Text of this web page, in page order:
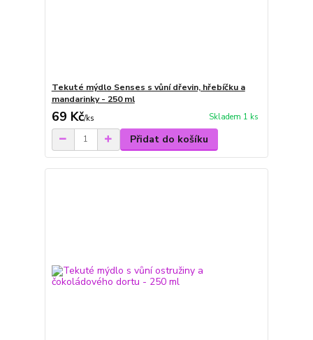
Tekuté mýdlo Senses s vůní dřevin, hřebíčku a
mandarinky - 250 ml
69 Kč/ks Skladem 1 ks
Přidat do košíku